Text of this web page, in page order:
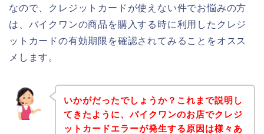
なので、クレジットカードが使えない件でお悩みの方
は、バイクワンの商品を購入する時に利用したクレジ
ットカードの有効期限を確認されてみることをオスス
メします。
いかがだったでしょうか？これまで説明し
てきたように、バイクワンのお店でクレジ
ットカードエラーが発生する原因は様々あ